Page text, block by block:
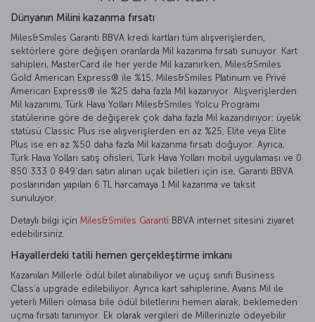
Dünyanın Milini kazanma fırsatı
Miles&Smiles Garanti BBVA kredi kartları tüm alışverişlerden,
sektörlere göre değişen oranlarda Mil kazanma fırsatı sunuyor. Kart
sahipleri, MasterCard ile her yerde Mil kazanırken, Miles&Smiles
Gold American Express®️ ile %15, Miles&Smiles Platinum ve Privé
American Express®️ ile %25 daha fazla Mil kazanıyor. Alışverişlerden
Mil kazanımı, Türk Hava Yolları Miles&Smiles Yolcu Programı
statülerine göre de değişerek çok daha fazla Mil kazandırıyor; üyelik
statüsü Classic Plus ise alışverişlerden en az %25; Elite veya Elite
Plus ise en az %50 daha fazla Mil kazanma fırsatı doğuyor. Ayrıca,
Türk Hava Yolları satış ofisleri, Türk Hava Yolları mobil uygulaması ve 0
850 333 0 849’dan satın alınan uçak biletleri için ise, Garanti BBVA
poslarından yapılan 6 TL harcamaya 1 Mil kazanma ve taksit
sunuluyor.
Detaylı bilgi için Miles&Smiles Garanti BBVA internet sitesini ziyaret
edebilirsiniz.
Hayallerdeki tatili hemen gerçekleştirme imkanı
Kazanılan Millerle ödül bilet alınabiliyor ve uçuş sınıfı Business
Class’a upgrade edilebiliyor. Ayrıca kart sahiplerine, Avans Mil ile
yeterli Milleri olmasa bile ödül biletlerini hemen alarak, beklemeden
uçma fırsatı tanınıyor. Ek olarak vergileri de Millerinizle ödeyebilir